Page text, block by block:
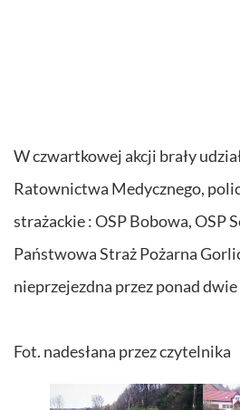
W czwartkowej akcji brały
Ratownictwa Medycznego,
strażackie : OSP Bobowa, OSP
Państwowa Straż Pożarna
nieprzejezdna przez ponad
Fot. nadesłana przez czytelnika